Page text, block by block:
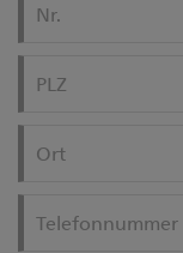
Nr.
PLZ
Ort
Telefonnummer